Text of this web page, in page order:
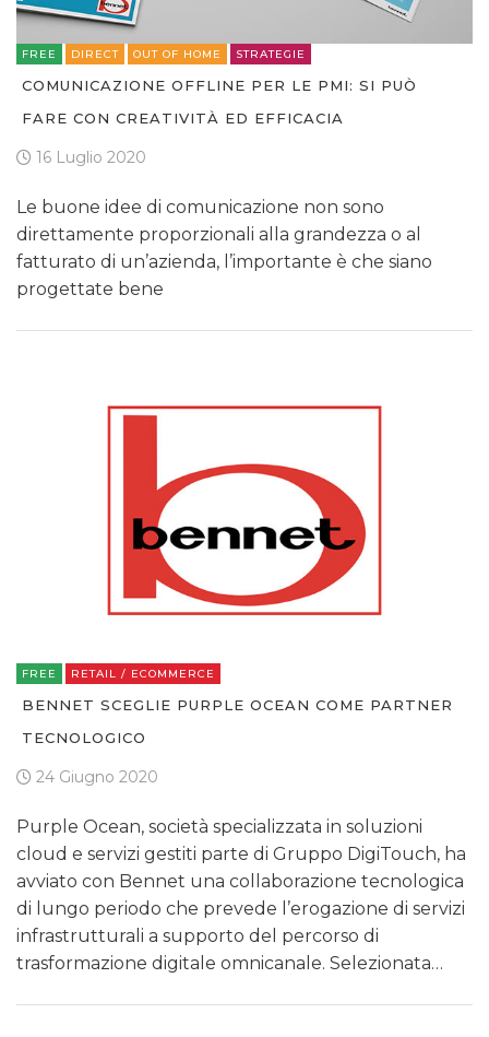
FREE DIRECT OUT OF HOME STRATEGIE
COMUNICAZIONE OFFLINE PER LE PMI: SI PUÒ
FARE CON CREATIVITÀ ED EFFICACIA
16 Luglio 2020
Le buone idee di comunicazione non sono
direttamente proporzionali alla grandezza o al
fatturato di un’azienda, l’importante è che siano
progettate bene
FREE RETAIL / ECOMMERCE
BENNET SCEGLIE PURPLE OCEAN COME PARTNER
TECNOLOGICO
24 Giugno 2020
Purple Ocean, società specializzata in soluzioni
cloud e servizi gestiti parte di Gruppo DigiTouch, ha
avviato con Bennet una collaborazione tecnologica
di lungo periodo che prevede l’erogazione di servizi
infrastrutturali a supporto del percorso di
trasformazione digitale omnicanale. Selezionata…